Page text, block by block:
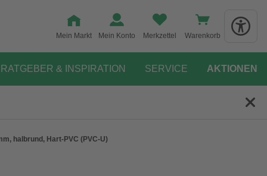
Mein Markt Mein Konto Merkzettel Warenkorb
RATGEBER & INSPIRATION SERVICE AKTIONEN
halbrund, Hart-PVC (PVC-U)